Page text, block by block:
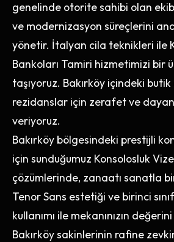
genelinde otorite sahibi olan
ve modernizasyon süreçlerini
yönetir. İtalyan cila teknikleri ile
Bankoları Tamiri hizmetimizi bir
taşıyoruz. Bakırköy içindeki
rezidanslar için zerafet ve
veriyoruz.
Bakırköy bölgesindeki prestijli
için sunduğumuz Konsolosluk
çözümlerinde, zanaatı sanatla
Tenor Sans estetiği ve birinci
kullanımı ile mekanınızın
Bakırköy sakinlerinin rafine